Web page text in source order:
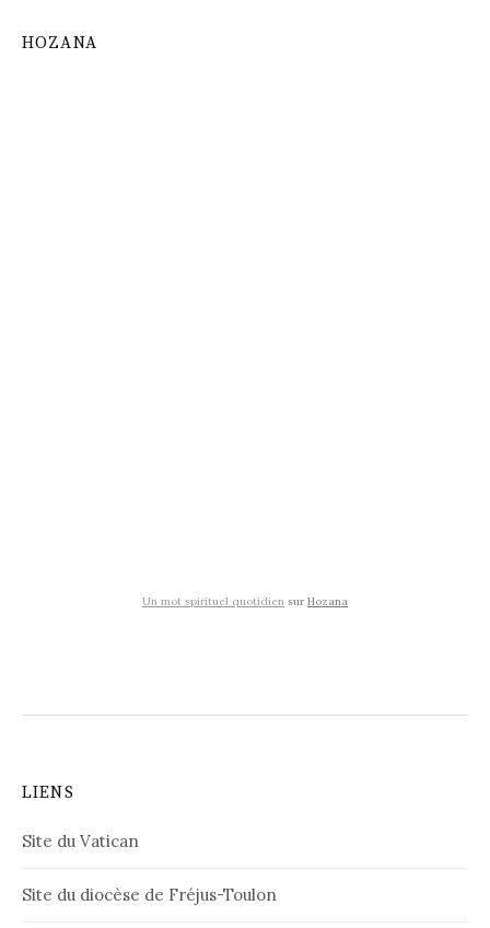
HOZANA
Un mot spirituel quotidien surHozana
LIENS
Site du Vatican
Site du diocèse de Fréjus-Toulon